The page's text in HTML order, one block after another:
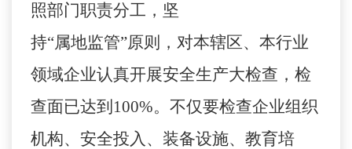
照部门职责分工，坚
持“属地监管”原则，对本辖区、本行业
领域企业认真开展安全生产大检查，检
查面已达到 100%。不仅要检查企业组织
机构、安全投入、装备设施、教育培